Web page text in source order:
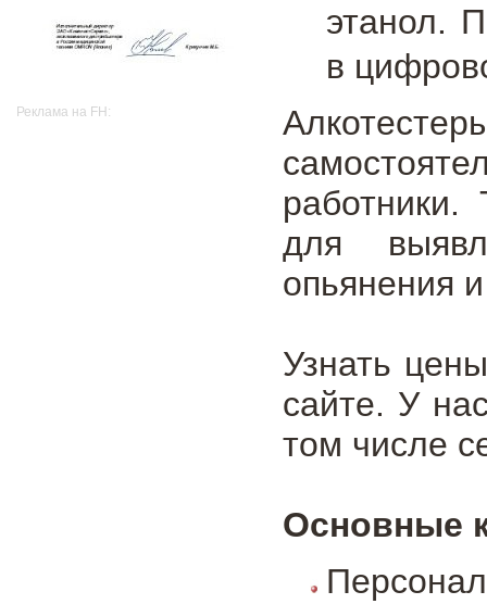
Реклама на FH:
этанол.
в
для
опьянения
Узнать
сайте. У
том числе
Основные